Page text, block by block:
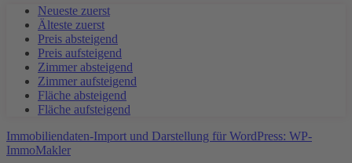
Neueste zuerst
Älteste zuerst
Preis absteigend
Preis aufsteigend
Zimmer absteigend
Zimmer aufsteigend
Fläche absteigend
Fläche aufsteigend
Immobiliendaten-Import und Darstellung für WordPress: WP-
ImmoMakler